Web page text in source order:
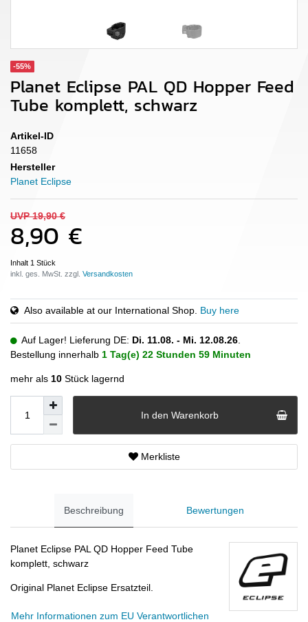
-55%
Planet Eclipse PAL QD Hopper Feed
Tube komplett, schwarz
Artikel-ID
11658
Hersteller
Planet Eclipse
UVP 19,90 €
8,90 €
Inhalt 1 Stück
inkl. ges. MwSt. zzgl.
Also available at our International Shop. Buy here
Auf Lager! Lieferung DE: Di. 11.08. - Mi. 12.08.26
Bestellung innerhalb 1 Tag(e) 22 Stunden 59 Minuten
mehr als 10 Stück lagernd
In den Warenkorb
Merkliste
Beschreibung Bewertungen
Planet Eclipse PAL QD Hopper Feed Tube
komplett, schwarz
Original Planet Eclipse Ersatzteil.
Mehr Informationen zum EU Verantwortlichen